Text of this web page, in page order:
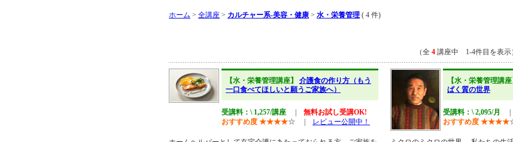
ホーム > 全講座 > カルチャー系-美容・健康 > 水・栄養管理 ( 4 件)
（全 4 講座中 1-4件目を表
【水・栄養管理講座】 介護食の作り方（もう
一口食べてほしいと願うご家族へ）
受講料：\ 1,257/講座
無料お試し受講OK!
おすすめ度 ★★★★☆ レビュー公開中！
【水・栄養管理講座
ぱく質の世界
受講料：\ 2,095/月
おすすめ度 ★★★★